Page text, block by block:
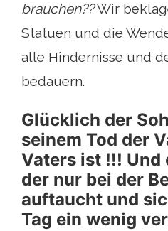
brauchen??Wir
Statuen und die
alle Hindernisse und
bedauern.
Glücklich der
seinem Tod der
Vaters ist !!! Und
der nur bei der
auftaucht und
Tag ein wenig